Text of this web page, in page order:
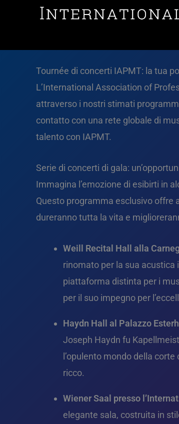
Tournée di concerti IAPMT: la tua
L’International Association of
attraverso i nostri stimati
contatto con una rete globale di
talento con IAPMT.
Serie di concerti di gala:
Immagina l’emozione di esibirti in
Questo programma esclusivo offre
dureranno tutta la vita e
Weill Recital Hall alla
rinomato per la sua
piattaforma distinta per i
per il suo impegno per
Haydn Hall al Palazzo
Joseph Haydn fu
l’opulento mondo della
ricco.
Wiener Saal presso
elegante sala, costruita in